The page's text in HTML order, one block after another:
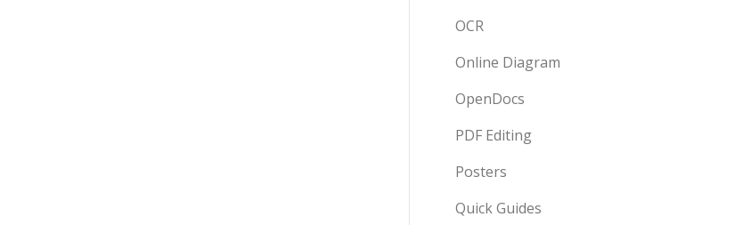
OCR
Online Diagram
OpenDocs
PDF Editing
Posters
Quick Guides